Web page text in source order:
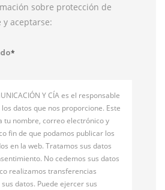
sobre protección de
y aceptarse:
*
Y CÍA es el responsable
datos que nos proporcione. Este
tu nombre, correo electrónico y
fin de que podamos publicar los
en la web. Tratamos sus datos
No cedemos sus datos
realizamos transferencias
datos. Puede ejercer sus